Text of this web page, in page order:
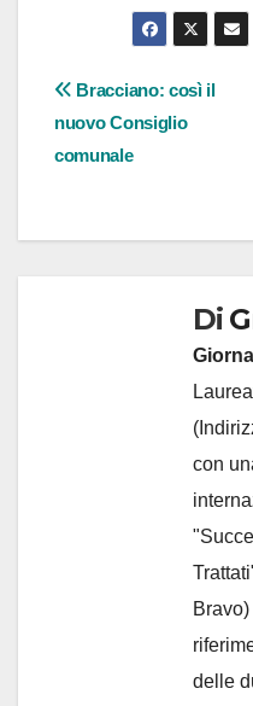
articoli
Bracciano: così il
nuovo Consiglio
comunale
Di
con
delle